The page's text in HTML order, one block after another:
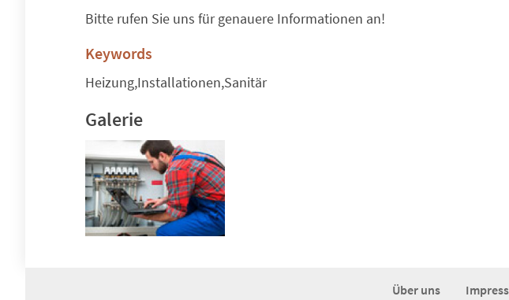
Bitte rufen Sie uns für genauere Informationen an!
Keywords
Heizung,Installationen,Sanitär
Galerie
Über uns